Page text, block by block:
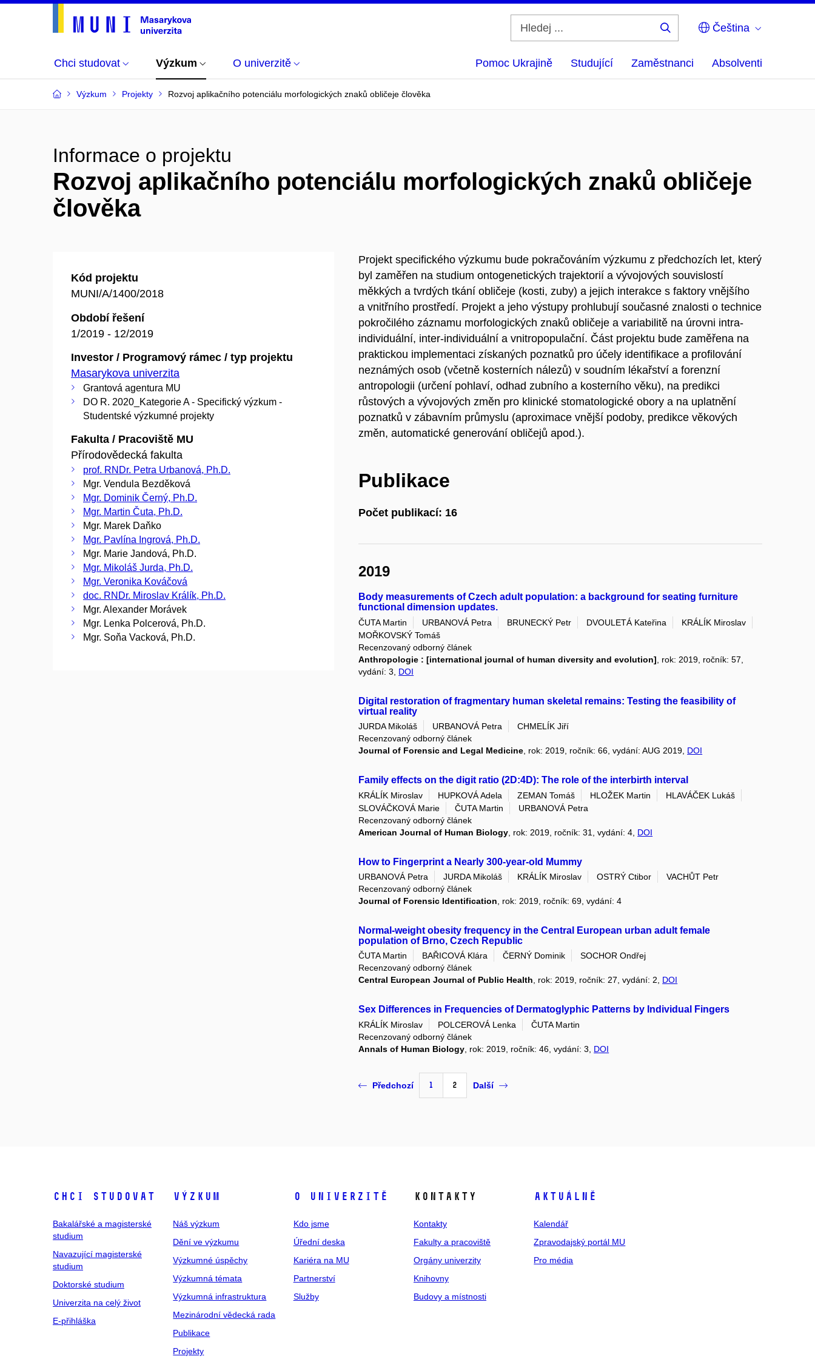
Čeština
Chci studovat Výzkum O univerzitě Pomoc Ukrajině Studující Zaměstnanci Absolventi
Výzkum Projekty Rozvoj aplikačního potenciálu morfologických znaků obličeje člověka
Informace o projektu
Rozvoj aplikačního potenciálu morfologických znaků obličeje
člověka
Kód projektu
MUNI/A/1400/2018
Období řešení
1/2019 - 12/2019
Investor / Programový rámec / typ projektu
Masarykova univerzita
Grantová agentura MU
DO R. 2020_Kategorie A - Specifický výzkum -
Studentské výzkumné projekty
Fakulta / Pracoviště MU
Přírodovědecká fakulta
prof. RNDr. Petra Urbanová, Ph.D.
Mgr. Vendula Bezděková
Mgr. Dominik Černý, Ph.D.
Mgr. Martin Čuta, Ph.D.
Mgr. Marek Daňko
Mgr. Pavlína Ingrová, Ph.D.
Mgr. Marie Jandová, Ph.D.
Mgr. Mikoláš Jurda, Ph.D.
Mgr. Veronika Kováčová
doc. RNDr. Miroslav Králík, Ph.D.
Mgr. Alexander Morávek
Mgr. Lenka Polcerová, Ph.D.
Mgr. Soňa Vacková, Ph.D.
Projekt specifického výzkumu bude pokračováním výzkumu z předchozích let, který
byl zaměřen na studium ontogenetických trajektorií a vývojových souvislostí
měkkých a tvrdých tkání obličeje (kosti, zuby) a jejich interakce s faktory vnějšího
a vnitřního prostředí. Projekt a jeho výstupy prohlubují současné znalosti o technice
pokročilého záznamu morfologických znaků obličeje a variabilitě na úrovni intra-
individuální, inter-individuální a vnitropopulační. Část projektu bude zaměřena na
praktickou implementaci získaných poznatků pro účely identifikace a profilování
neznámých osob (včetně kosterních nálezů) v soudním lékařství a forenzní
antropologii (určení pohlaví, odhad zubního a kosterního věku), na predikci
růstových a vývojových změn pro klinické stomatologické obory a na uplatnění
poznatků v zábavním průmyslu (aproximace vnější podoby, predikce věkových
změn, automatické generování obličejů apod.).
Publikace
Počet publikací: 16
2019
Body measurements of Czech adult population: a background for seating furniture
functional dimension updates.
ČUTA Martin URBANOVÁ Petra BRUNECKÝ Petr DVOULETÁ Kateřina
KRÁLÍK Miroslav
MOŘKOVSKÝ Tomáš
Recenzovaný odborný článek
Anthropologie : [international journal of human diversity and evolution] , rok: 2019, ročník: 57,
vydání: 3, DOI
Digital restoration of fragmentary human skeletal remains: Testing the feasibility of
virtual reality
JURDA Mikoláš URBANOVÁ Petra
CHMELÍK Jiří
Recenzovaný odborný článek
Journal of Forensic and Legal Medicine, rok: 2019, ročník: 66, vydání: AUG 2019, DOI
Family effects on the digit ratio (2D:4D): The role of the interbirth interval
KRÁLÍK Miroslav HUPKOVÁ Adela ZEMAN Tomáš HLOŽEK Martin
HLAVÁČEK Lukáš
SLOVÁČKOVÁ Marie
ČUTA Martin
URBANOVÁ Petra
Recenzovaný odborný článek
American Journal of Human Biology , rok: 2019, ročník: 31, vydání: 4, DOI
How to Fingerprint a Nearly 300-year-old Mummy
URBANOVÁ Petra JURDA Mikoláš KRÁLÍK Miroslav OSTRÝ Ctibor
VACHŮT Petr
Recenzovaný odborný článek
Journal of Forensic Identification , rok: 2019, ročník: 69, vydání: 4
Normal-weight obesity frequency in the Central European urban adult female
population of Brno, Czech Republic
ČUTA Martin BAŘICOVÁ Klára ČERNÝ Dominik
SOCHOR Ondřej
Recenzovaný odborný článek
Central European Journal of Public Health, rok: 2019, ročník: 27, vydání: 2, DOI
Sex Differences in Frequencies of Dermatoglyphic Patterns by Individual Fingers
KRÁLÍK Miroslav POLCEROVÁ Lenka
ČUTA Martin
Recenzovaný odborný článek
Annals of Human Biology , rok: 2019, ročník: 46, vydání: 3, DOI
Předchozí 1 2 Další
Chci studovat
Bakalářské a magisterské
studium
Navazující magisterské
studium
Doktorské studium
Univerzita na celý život
E-přihláška
Výzkum
Náš výzkum
Dění ve výzkumu
Výzkumné úspěchy
Výzkumná témata
Výzkumná infrastruktura
Mezinárodní vědecká rada
Publikace
Projekty
O univerzitě
Kdo jsme
Úřední deska
Kariéra na MU
Partnerství
Služby
Kontakty
Kontakty
Fakulty a pracoviště
Orgány univerzity
Knihovny
Budovy a místnosti
Aktuálně
Kalendář
Zpravodajský portál MU
Pro média